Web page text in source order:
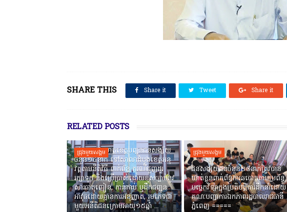
SHARE THIS Share it Tweet Share it
RELATED POSTS
ជ្រុងមួយសង្គម
កងរាជឣាវុធហត្ថខេត្តបញ្ជូនជនសង្ស័យ
ចំនួន១៤នាក់ ទៅសាលាដំបូងខេត្តឣនុ
វត្តតាមនីតិវិធី ពាក់ព័ន្ធ ករណីជួញដូរ
រក្សាទុក និងប្រើប្រាស់ដោយខុសច្បាប់នូវ
សារធាតុញៀន, កាន់កាប់ ឬដឹកជញ្ជូន
អាវុធដោយគ្មានការអនុញ្ញាត, រួមភេទជា
មួយអនីតិជនក្រោមអាយុ១៥ឆ្នាំ ...
ជ្រុងមួយសង្គម
ជនសង្ស័យជនចំនួន២៨នាក់ត្រូវបាន
ឃាត់ខ្លួនពាក់ព័ន្ធការឆបោកតាមប្រព័ន្ធ
បច្ចេកវិទ្យាក្នុងប្រតិបត្តិការដឹកនាំដោយ
គណៈបញ្ជាការឯកភាពរដ្ឋបាលរាជធានី
ភ្នំពេញ ‎=====